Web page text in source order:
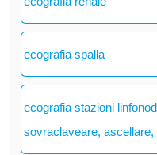
ecografia spalla
ecografia stazioni
sovraclaveare, ascellare,